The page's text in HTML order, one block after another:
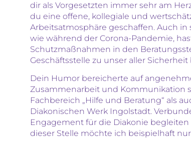
dir als Vorgesetzten immer sehr am
du eine offene, kollegiale und
Arbeitsatmosphäre geschaffen. Auch in
wie während der Corona-Pandemie,
Schutzmaßnahmen in den
Geschäftsstelle zu unser aller
Dein Humor bereicherte auf
Zusammenarbeit und Kommunikation
Fachbereich „Hilfe und Beratung“ als
Diakonischen Werk Ingolstadt.
Engagement für die Diakonie begleiten
dieser Stelle möchte ich beispielhaft